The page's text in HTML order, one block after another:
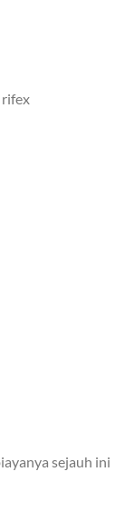
rifex
sejauh ini